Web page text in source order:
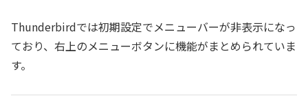
Thunderbirdでは初期設定でメニューバーが非表示になっ
ており、右上のメニューボタンに機能がまとめられていま
す。